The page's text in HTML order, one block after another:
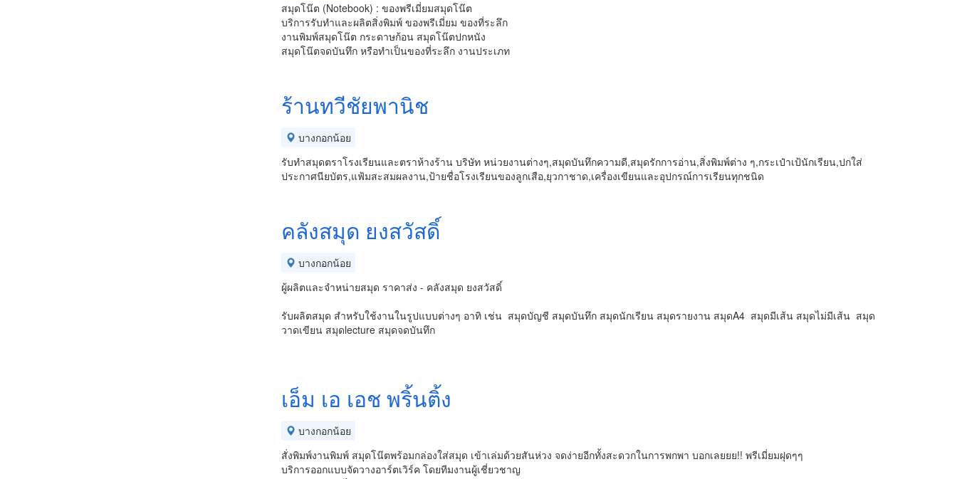
สมุดโน๊ต (Notebook) : ของพรีเมี่ยมสมุดโน๊ต
บริการรับทำและผลิตสิ่งพิมพ์ ของพรีเมี่ยม ของที่ระลึก
งานพิมพ์สมุดโน๊ต กระดาษก้อน สมุดโน๊ตปกหนัง
สมุดโน๊ตจดบันทึก หรือทำเป็นของที่ระลึก งานประเภท
ร้านทวีชัยพานิช
บางกอกน้อย
รับทำสมุดตราโรงเรียนและตราห้างร้าน บริษัท หน่วยงานต่างๆ,สมุดบันทึกความดี,สมุดรักการอ่าน,สิ่งพิมพ์ต่าง ๆ,กระเป๋าเป้นักเรียน,ปกใส่
ประกาศนียบัตร,แฟ้มสะสมผลงาน,ป้ายชื่อโรงเรียนของลูกเสือ,ยุวกาชาด,เครื่องเขียนและอุปกรณ์การเรียนทุกชนิด
คลังสมุด ยงสวัสดิ์
บางกอกน้อย
ผู้ผลิตและจำหน่ายสมุด ราคาส่ง - คลังสมุด ยงสวัสดิ์
รับผลิตสมุด สำหรับใช้งานในรูปแบบต่างๆ อาทิ เช่น สมุดบัญชี สมุดบันทึก สมุดนักเรียน สมุดรายงาน สมุดA4 สมุดมีเส้น สมุดไม่มีเส้น สมุด
วาดเขียน สมุดlecture สมุดจดบันทึก
เอ็ม เอ เอช พริ้นติ้ง
บางกอกน้อย
สั่งพิมพ์งานพิมพ์ สมุดโน๊ตพร้อมกล่องใส่สมุด เข้าเล่มด้วยสันห่วง จดง่ายอีกทั้งสะดวกในการพกพา บอกเลยยย!! พรีเมี่ยมฝุดๆๆ
บริการออกแบบจัดวางอาร์ตเวิร์ค โดยทีมงานผู้เชี่ยวชาญ